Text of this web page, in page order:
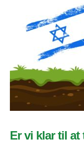
Er vi klar til at